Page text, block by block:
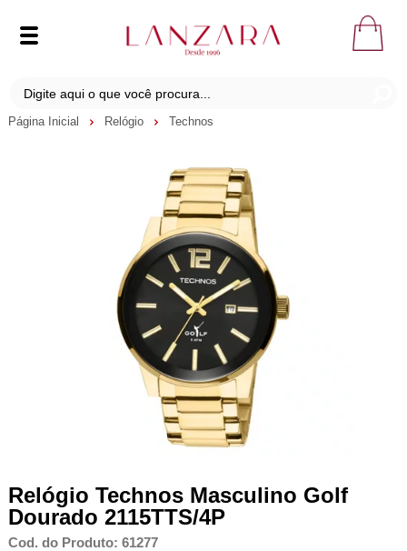
Página Inicial Relógio Technos
Relógio Technos Masculino Golf
Dourado 2115TTS/4P
Cod. do Produto: 61277